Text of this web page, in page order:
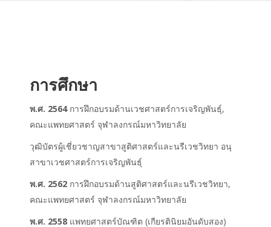
การศึกษา
พ.ศ. 2564การฝึกอบรมด้านเวชศาสตร์การเจริญพันธุ์,
คณะแพทยศาสตร์ จุฬาลงกรณ์มหาวิทยาลัย
วุฒิบัตรผู้เชี่ยวชาญสาขาสูติศาสตร์และนรีเวชวิทยา อนุ
สาขาเวชศาสตร์การเจริญพันธุ์
พ.ศ. 2562 การฝึกอบรมด้านสูติศาสตร์และนรีเวชวิทยา,
คณะแพทยศาสตร์ จุฬาลงกรณ์มหาวิทยาลัย
พ.ศ. 2558 แพทยศาสตร์บัณฑิต (เกียรตินิยมอันดับสอง)